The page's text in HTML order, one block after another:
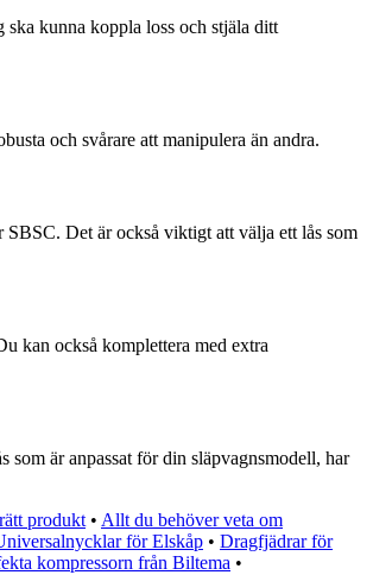
ska kunna koppla loss och stjäla ditt
och svårare att manipulera än andra.
SBSC. Det är också viktigt att välja ett lås som
kan också komplettera med extra
är anpassat för din släpvagnsmodell, har
produkt • Allt du behöver veta om
för Elskåp • Dragfjädrar för
kompressorn från Biltema •